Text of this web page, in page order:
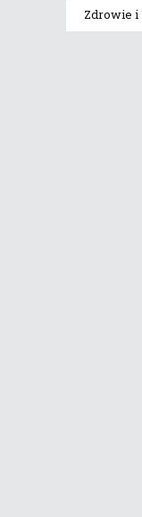
Zdrowie i